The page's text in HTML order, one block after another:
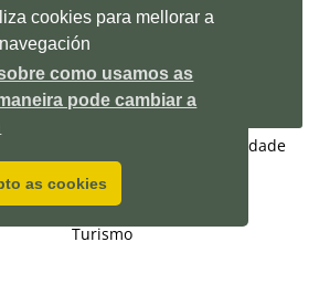
cookies para mellorar a
como usamos as
pode cambiar a
as cookies
Cooperación transfronteiriza
Deportes
Igualdade
Infraestruturas e mobilidade
Memoria histórica
Turismo
sobre as novidades da